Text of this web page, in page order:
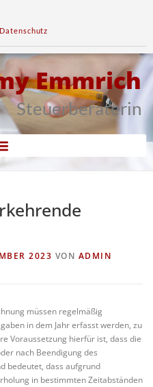
Datenschutz
Emmrich
Steuerberaterin
2023 VON ADMIN
müssen regelmäßig
in dem Jahr erfasst werden, zu
Voraussetzung hierfür ist, dass die
nach Beendigung des
bedeutet, dass aufgrund
in bestimmten Zeitabständen